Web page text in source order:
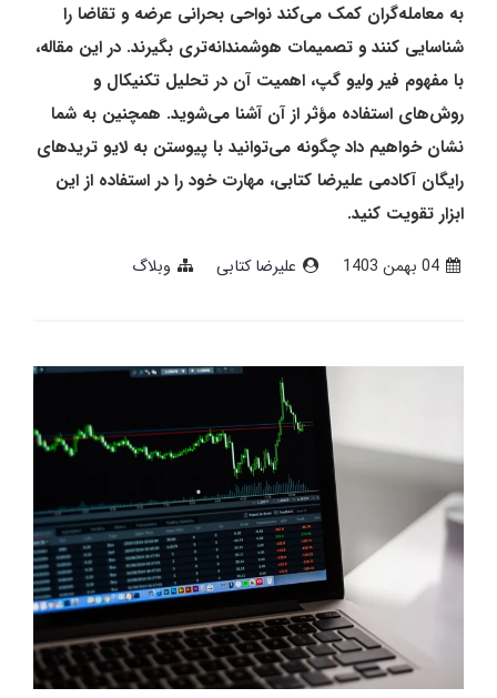
به معامله‌گران کمک می‌کند نواحی بحرانی عرضه و تقاضا را
شناسایی کنند و تصمیمات هوشمندانه‌تری بگیرند. در این مقاله،
با مفهوم فیر ولیو گپ، اهمیت آن در تحلیل تکنیکال و
روش‌های استفاده مؤثر از آن آشنا می‌شوید. همچنین به شما
نشان خواهیم داد چگونه می‌توانید با پیوستن به لایو تریدهای
رایگان آکادمی علیرضا کتابی، مهارت خود را در استفاده از این
ابزار تقویت کنید.
04 بهمن 1403 علیرضا کتابی وبلاگ